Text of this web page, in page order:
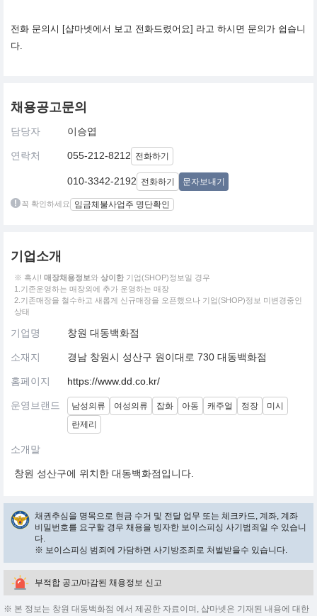
전화 문의시 [샵마넷에서 보고 전화드렸어요] 라고 하시면 문의가 쉽습니
다.
채용공고문의
담당자 이승엽
연락처 055-212-8212 전화하기
010-3342-2192 전화하기 문자보내기
꼭 확인하세요 임금체불사업주 명단확인
기업소개
※ 혹시! 매장채용정보와 상이한 기업(SHOP)정보일 경우
1.기존운영하는 매장외에 추가 운영하는 매장
2.기존매장을 철수하고 새롭게 신규매장을 오픈했으나 기업(SHOP)정보 미변경중인
상태
기업명 창원 대동백화점
소재지 경남 창원시 성산구 원이대로 730 대동백화점
홈페이지 https://www.dd.co.kr/
운영브랜드 남성의류 여성의류 잡화 아동 캐주얼 정장
미시
란제리
소개말
창원 성산구에 위치한 대동백화점입니다.
채권추심을 명목으로 현금 수거 및 전달 업무 또는 체크카드, 계좌, 계좌
비밀번호를 요구할 경우 채용을 빙자한 보이스피싱 사기범죄일 수 있습니
다.
※ 보이스피싱 범죄에 가담하면 사기방조죄로 처벌받을수 있습니다.
부적합 공고/마감된 채용정보 신고
※ 본 정보는 창원 대동백화점 에서 제공한 자료이며, 샵마넷은 기재된 내용에 대한